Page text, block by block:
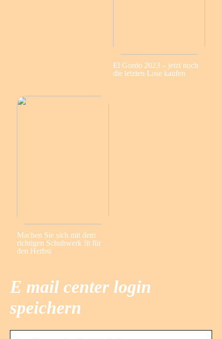
El Gordo 2023 – jetzt noch
die letzten Lose kaufen
Machen Sie sich mit dem
richtigen Schuhwerk fit für
den Herbst
E mail center login
speichern